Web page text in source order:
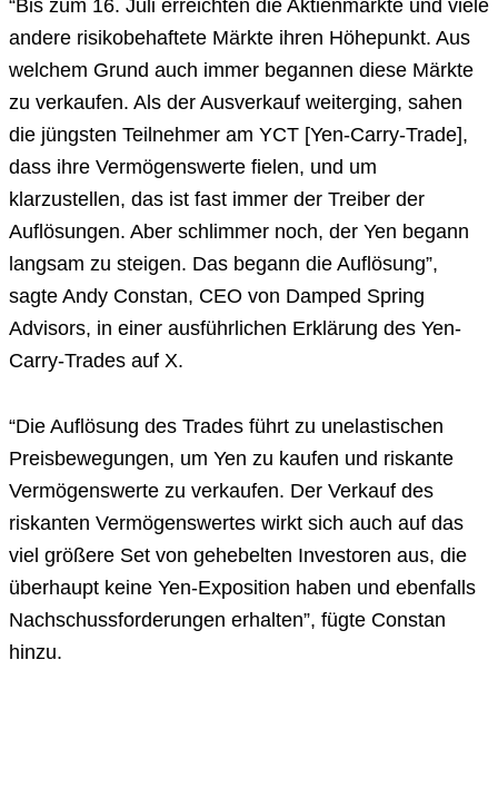
“Bis zum 16. Juli erreichten die Aktienmärkte und viele
andere risikobehaftete Märkte ihren Höhepunkt. Aus
welchem Grund auch immer begannen diese Märkte
zu verkaufen. Als der Ausverkauf weiterging, sahen
die jüngsten Teilnehmer am YCT [Yen-Carry-Trade],
dass ihre Vermögenswerte fielen, und um
klarzustellen, das ist fast immer der Treiber der
Auflösungen. Aber schlimmer noch, der Yen begann
langsam zu steigen. Das begann die Auflösung”,
sagte Andy Constan, CEO von Damped Spring
Advisors, in einer ausführlichen Erklärung des Yen-
Carry-Trades auf X.
“Die Auflösung des Trades führt zu unelastischen
Preisbewegungen, um Yen zu kaufen und riskante
Vermögenswerte zu verkaufen. Der Verkauf des
riskanten Vermögenswertes wirkt sich auch auf das
viel größere Set von gehebelten Investoren aus, die
überhaupt keine Yen-Exposition haben und ebenfalls
Nachschussforderungen erhalten”, fügte Constan
hinzu.